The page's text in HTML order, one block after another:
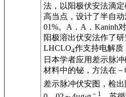
法，以阳极伏安法滴
高当点，设计了半自动
01%。A．A．Kaninh
阳极溶出伏安法作了
LHCLO4作支持电解质
日本学者应用差示脉
材料中的铋，方法在
差示脉冲伏安图，检出
－1